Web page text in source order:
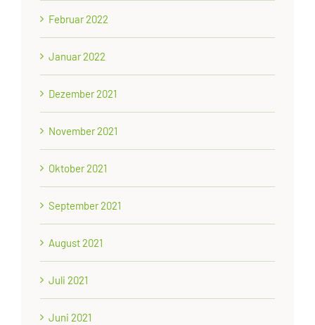
Februar 2022
Januar 2022
Dezember 2021
November 2021
Oktober 2021
September 2021
August 2021
Juli 2021
Juni 2021